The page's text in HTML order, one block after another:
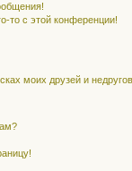
то с этой конференции!
моих друзей и